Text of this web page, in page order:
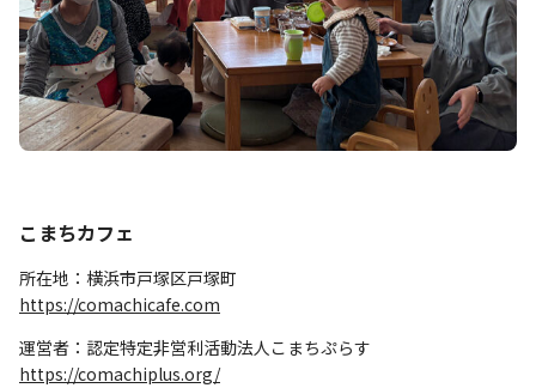
こまちカフェ
所在地：横浜市戸塚区戸塚町
https://comachicafe.com
運営者：認定特定非営利活動法人こまちぷらす
https://comachiplus.org/